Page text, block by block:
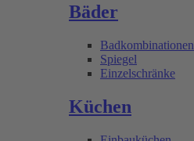
Bäder
Badkombinationen
Spiegel
Einzelschränke
Küchen